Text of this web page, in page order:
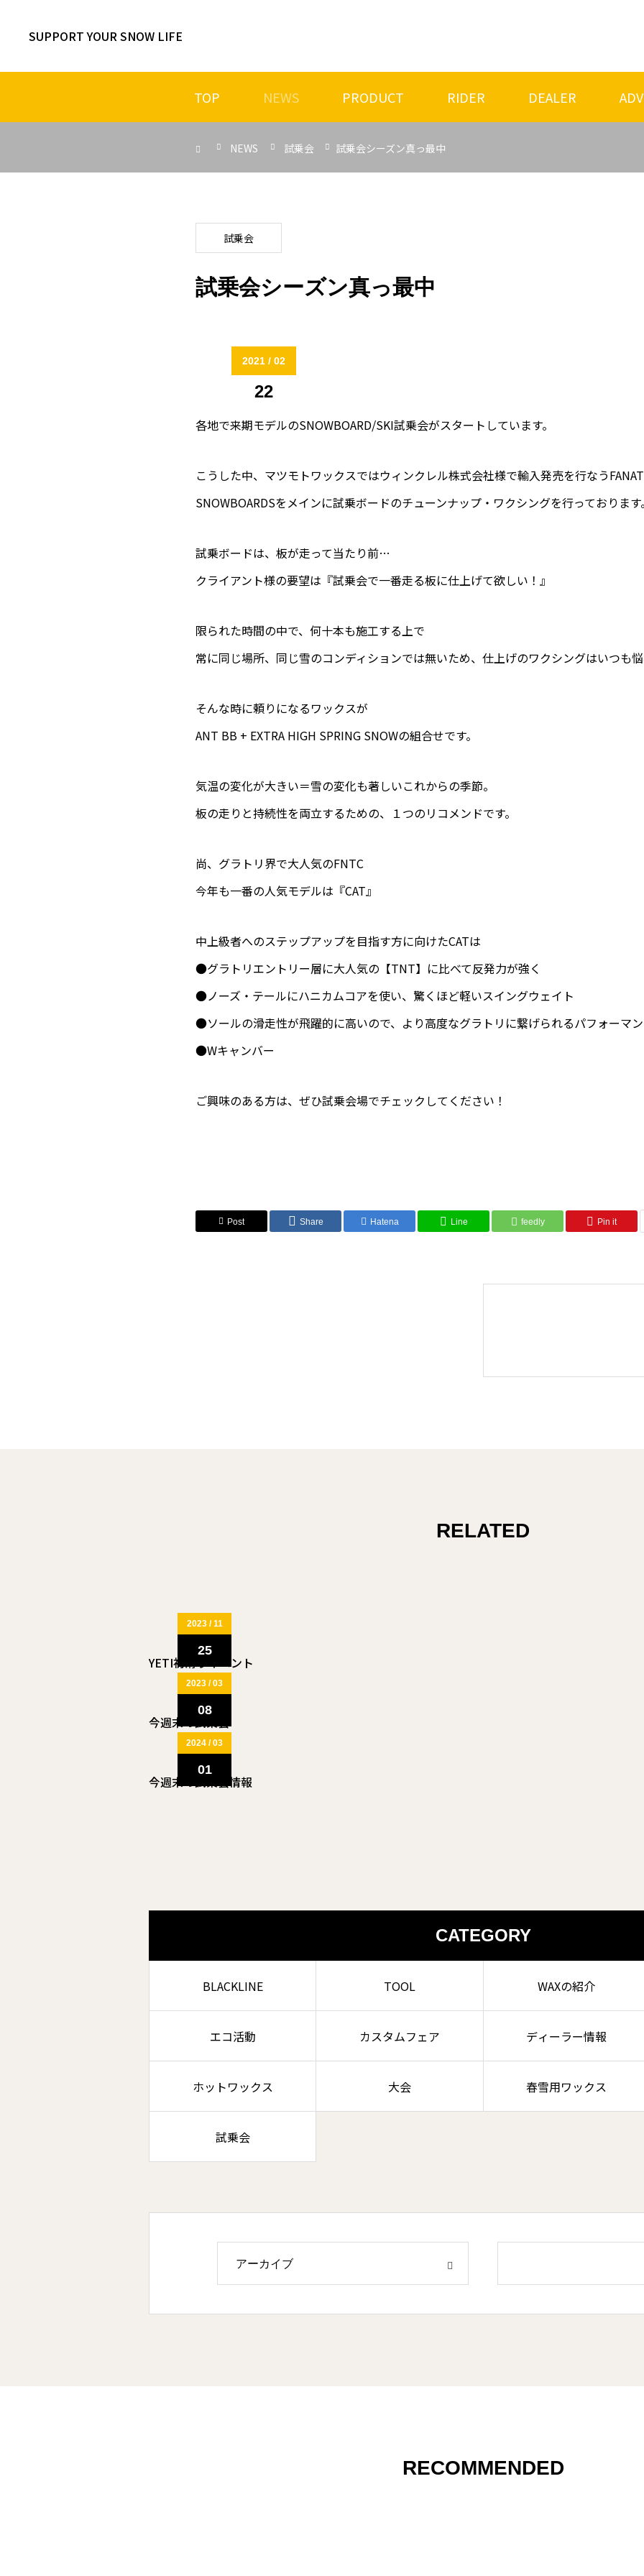
SUPPORT YOUR SNOW LIFE
TOP NEWS PRODUCT RIDER DEALER
2026 / 07
オフトレ施設の季節が到来
2026 / 07
06
ウォータージャンプ S-air 20周年感謝
ェスタ2026開催のご案内
NEWS 試乗会 試乗会シーズン真っ最中
試乗会
試乗会シーズン真っ最中
2021 / 02
22
各地で来期モデルのSNOWBOARD/SKI試乗会がスタートしています。
こうした中、マツモトワックスではウィンクレル株式会社様で輸入発売を行なう
SNOWBOARDSをメインに試乗ボードのチューンナップ・ワクシングを行っております。
試乗ボードは、板が走って当たり前…
クライアント様の要望は『試乗会で一番走る板に仕上げて欲しい！』
限られた時間の中で、何十本も施工する上で
常に同じ場所、同じ雪のコンディションでは無いため、仕上げのワクシングはいつも悩
そんな時に頼りになるワックスが
ANT BB + EXTRA HIGH SPRING SNOWの組合せです。
気温の変化が大きい＝雪の変化も著しいこれからの季節。
板の走りと持続性を両立するための、１つのリコメンドです。
尚、グラトリ界で大人気のFNTC
今年も一番の人気モデルは『CAT』
中上級者へのステップアップを目指す方に向けたCATは
●グラトリエントリー層に大人気の【TNT】に比べて反発力が強く
●ノーズ・テールにハニカムコアを使い、驚くほど軽いスイングウェイト
●ソールの滑走性が飛躍的に高いので、より高度なグラトリに繋げられるパフォーマ
●Wキャンバー
ご興味のある方は、ぜひ試乗会場でチェックしてください！
Post Share Hatena Line feedly Pin it
RELATED
2023 / 11
25
YETI初滑りイベント
2023 / 03
08
今週末の試乗会
2024 / 03
01
今週末の試乗会情報
CATEGORY
BLACKLINE TOOL WAXの紹介
エコ活動 カスタムフェア ディーラー情報
ホットワックス 大会 春雪用ワックス
試乗会
RECOMMENDED